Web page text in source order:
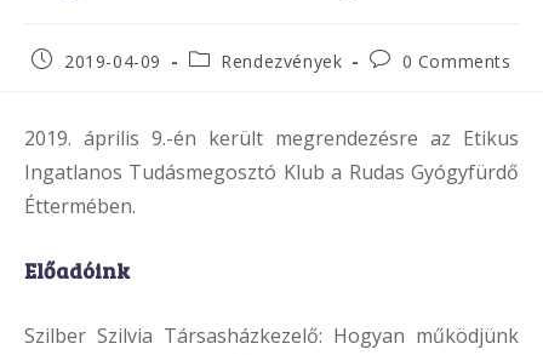
Post2019-04-09
PostRendezvények
Post0 Comments
2019. április 9.-én került megrendezésre az Etikus
Ingatlanos Tudásmegosztó Klub a Rudas Gyógyfürdő
Éttermében.
Előadóink
Szilber Szilvia Társasházkezelő: Hogyan működjünk